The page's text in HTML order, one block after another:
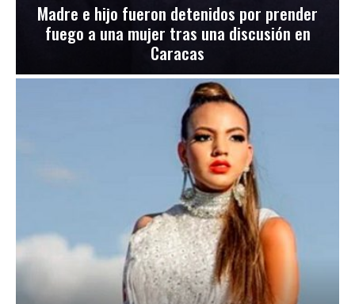
Madre e hijo fueron detenidos por prender
fuego a una mujer tras una discusión en
Caracas